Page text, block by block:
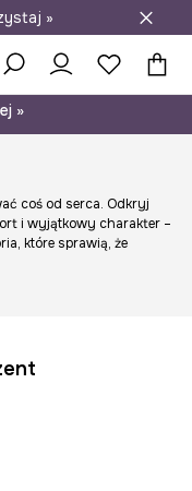
»
»
coś od serca. Odkryj
i wyjątkowy charakter –
które sprawią, że